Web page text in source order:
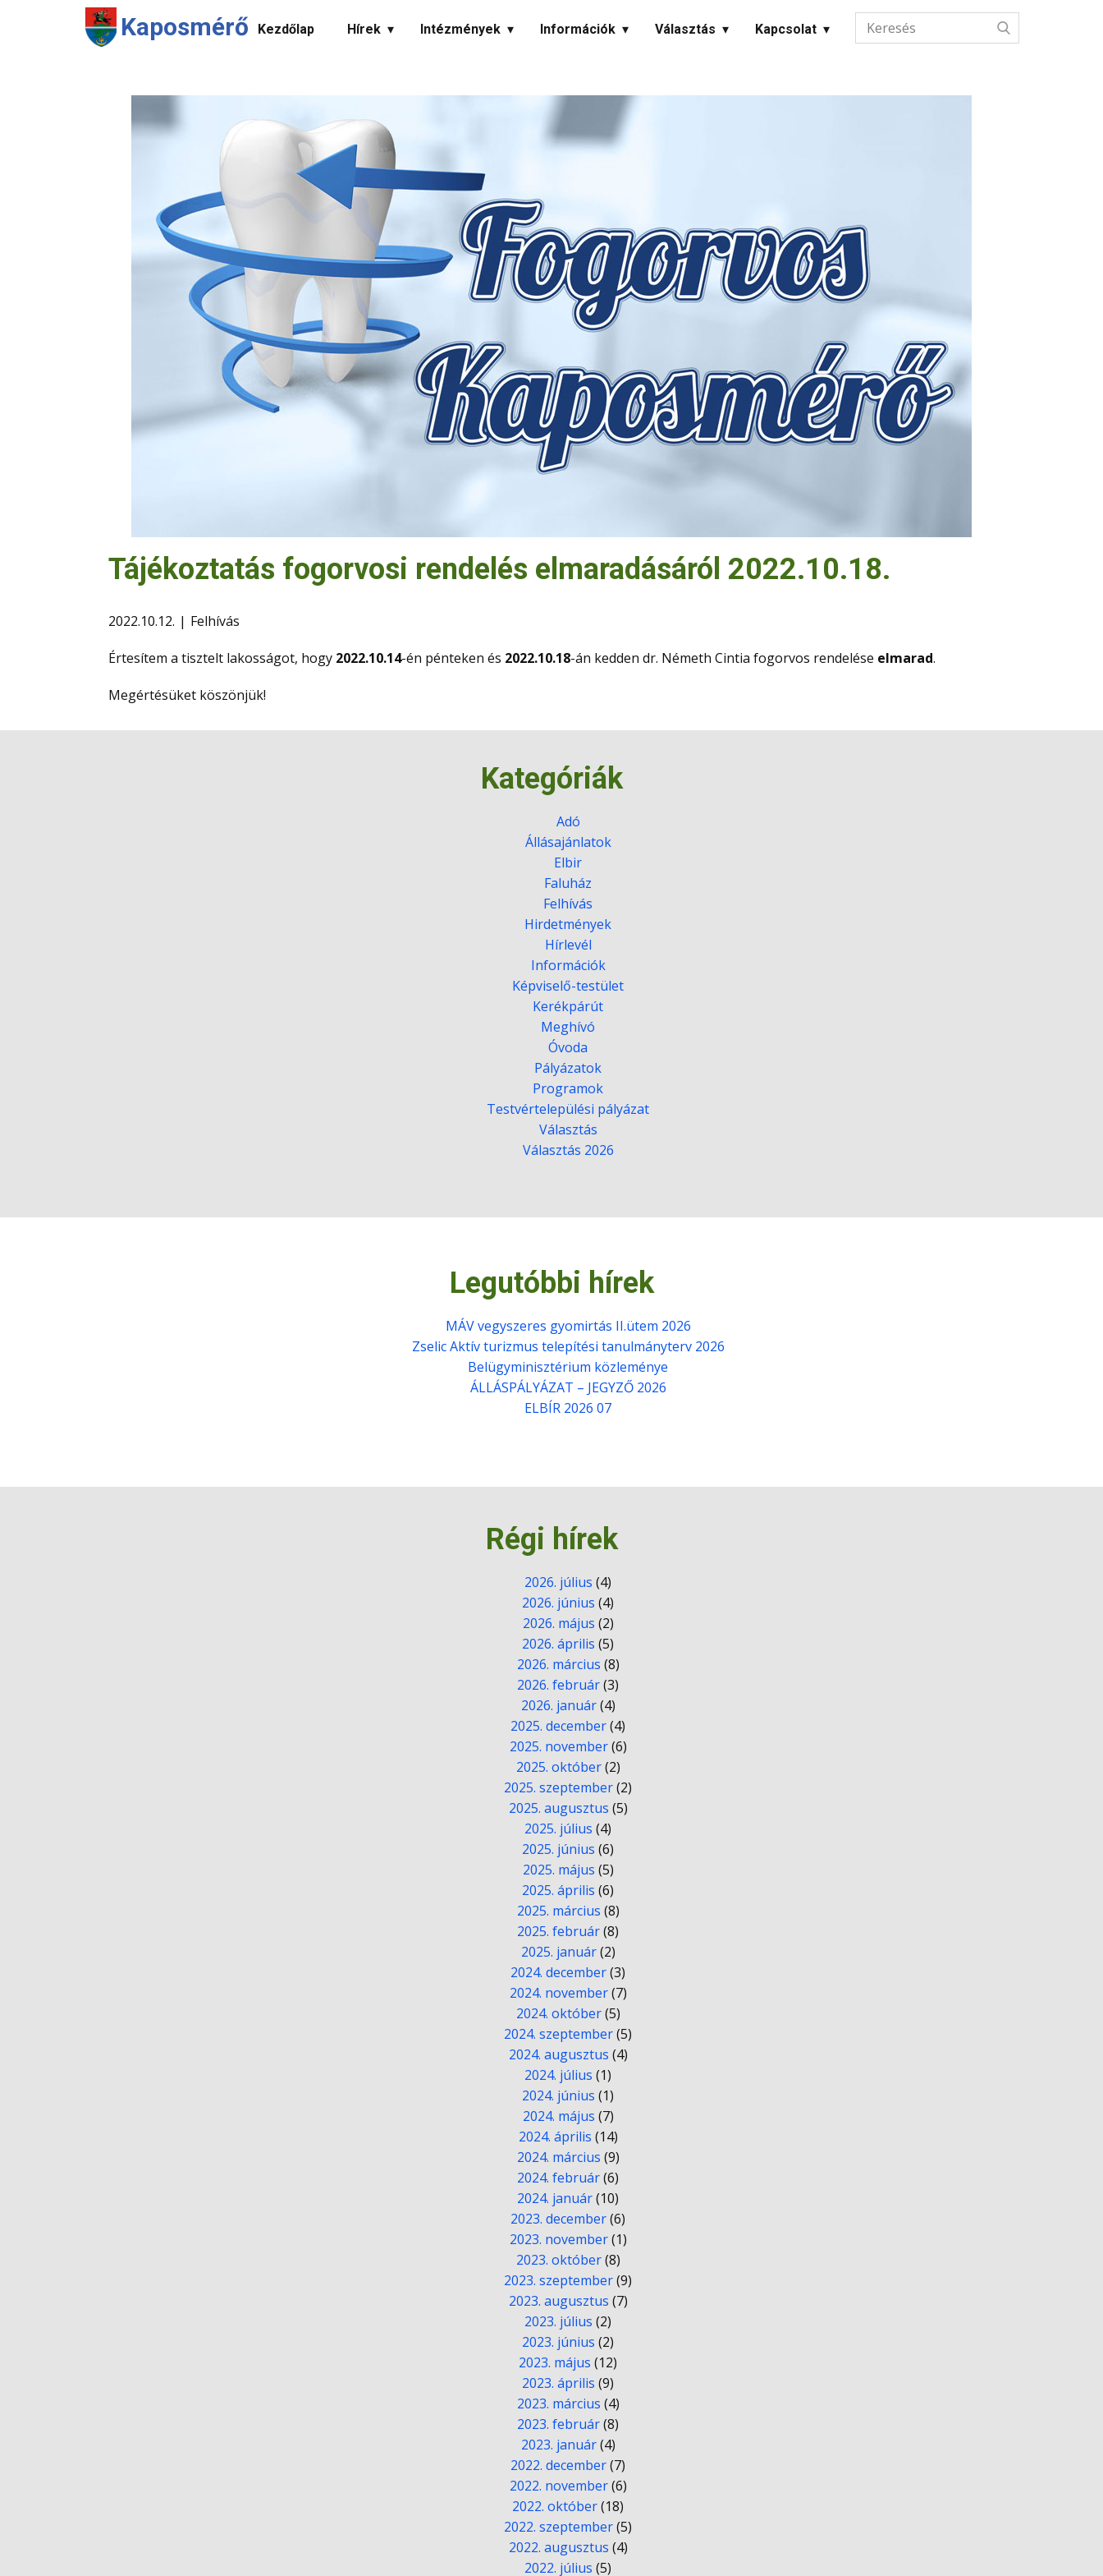
Kaposmérő Kezdőlap Hírek Intézmények Információk Választás Kapcsolat
Tájékoztatás fogorvosi rendelés elmaradásáról 2022.10.18.
2022.10.12. Felhívás
Értesítem a tisztelt lakosságot, hogy 2022.10.14-én pénteken és 2022.10.18-án kedden dr. Németh Cintia fogorvos rendelése elmarad.
Megértésüket köszönjük!
Kategóriák
Adó
Állásajánlatok
Elbir
Faluház
Felhívás
Hirdetmények
Hírlevél
Információk
Képviselő-testület
Kerékpárút
Meghívó
Óvoda
Pályázatok
Programok
Testvértelepülési pályázat
Választás
Választás 2026
Legutóbbi hírek
MÁV vegyszeres gyomirtás II.ütem 2026
Zselic Aktív turizmus telepítési tanulmányterv 2026
Belügyminisztérium közleménye
ÁLLÁSPÁLYÁZAT – JEGYZŐ 2026
ELBÍR 2026 07
Régi hírek
2026. július (4)
2026. június (4)
2026. május (2)
2026. április (5)
2026. március (8)
2026. február(3)
2026. január(4)
2025. december(4)
2025. november(6)
2025. október(2)
2025. szeptember(2)
2025. augusztus (5)
2025. július (4)
2025. június (6)
2025. május (5)
2025. április (6)
2025. március (8)
2025. február(8)
2025. január(2)
2024. december(3)
2024. november(7)
2024. október(5)
2024. szeptember(5)
2024. augusztus (4)
2024. július (1)
2024. június (1)
2024. május (7)
2024. április (14)
2024. március (9)
2024. február(6)
2024. január(10)
2023. december(6)
2023. november(1)
2023. október(8)
2023. szeptember(9)
2023. augusztus (7)
2023. július (2)
2023. június (2)
2023. május (12)
2023. április (9)
2023. március (4)
2023. február(8)
2023. január(4)
2022. december(7)
2022. november(6)
2022. október(18)
2022. szeptember(5)
2022. augusztus (4)
2022. július (5)